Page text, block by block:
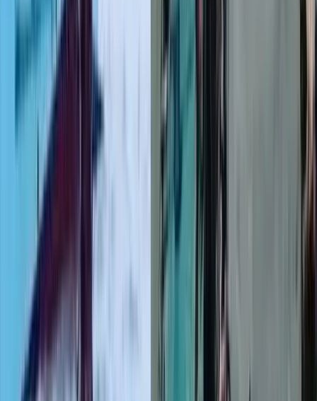
টানা বর্ষণে বরিশাল-ঢাকা মহাসড়কে
খানাখন্দ, ঝুঁকিপূর্ণ গাড়ি চলাচল